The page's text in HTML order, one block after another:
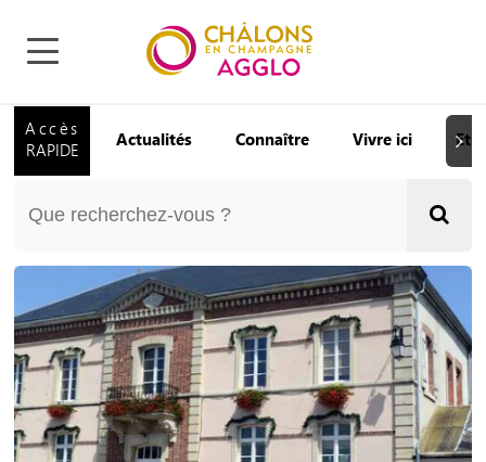
Accès
RAPIDE
Actualités Connaître Vivre ici